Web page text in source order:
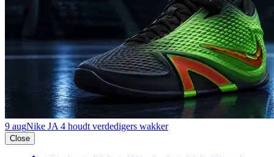
9 augNike JA 4 houdt verdedigers wakker
Close